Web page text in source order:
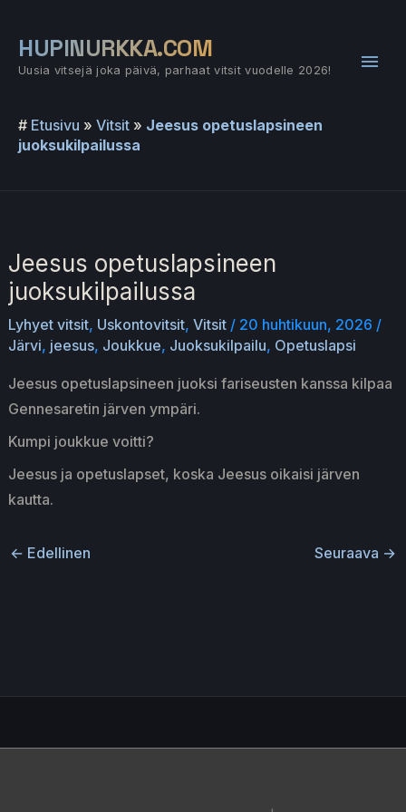
sisältöön
HUPINURKKA.COM
Uusia vitsejä joka päivä, parhaat vitsit vuodelle 2026!
# Etusivu » Vitsit » Jeesus opetuslapsineen
juoksukilpailussa
Jeesus opetuslapsineen
juoksukilpailussa
Lyhyet vitsit, Uskontovitsit, Vitsit/ 20 huhtikuun, 2026 /
Järvi, jeesus, Joukkue, Juoksukilpailu, Opetuslapsi
Jeesus opetuslapsineen juoksi fariseusten kanssa kilpaa
Gennesaretin järven ympäri.
Kumpi joukkue voitti?
Jeesus ja opetuslapset, koska Jeesus oikaisi järven
kautta.
← Edellinen Seuraava →